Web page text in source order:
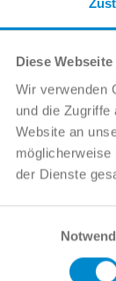
Diese
Wir verwenden
und die
Website an
der Dienste